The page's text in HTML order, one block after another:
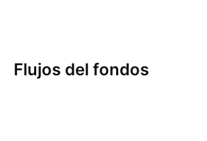
Flujos del fondos